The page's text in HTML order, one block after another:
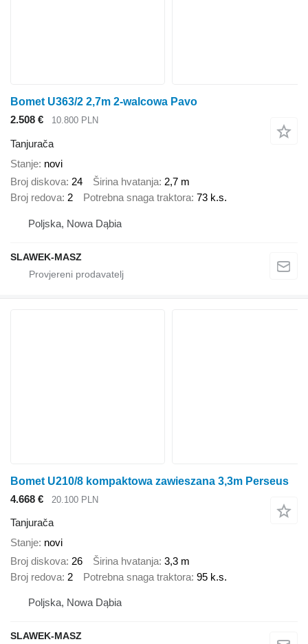
Bomet U363/2 2,7m 2-walcowa Pavo
2.508 €
10.800 PLN
Tanjurača
Stanje novi
Broj diskova 24 Širina hvatanja 2,7 m
Broj redova 2 Potrebna snaga traktora 73 k.s.
Poljska, Nowa Dąbia
SLAWEK-MASZ
Bomet U210/8 kompaktowa zawieszana 3,3m Perseus
4.668 €
20.100 PLN
Tanjurača
Stanje novi
Broj diskova 26 Širina hvatanja 3,3 m
Broj redova 2 Potrebna snaga traktora 95 k.s.
Poljska, Nowa Dąbia
SLAWEK-MASZ